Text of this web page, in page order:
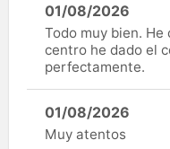
01/08/2026
Todo muy bien.
centro he dado el
perfectamente.
01/08/2026
Muy atentos